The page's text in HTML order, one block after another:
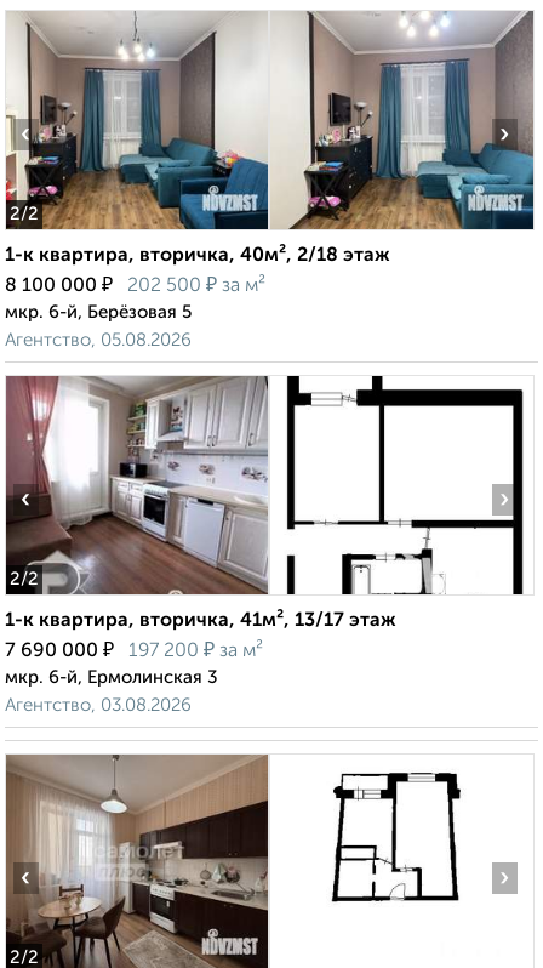
2/2
‹ ›
1-к квартира, вторичка, 40м², 2/18 этаж
8 100 000 ₽ 202 500 ₽ за м²
мкр. 6-й, Берёзовая 5
Агентство, 05.08.2026
2/2
‹ ›
1-к квартира, вторичка, 41м², 13/17 этаж
7 690 000 ₽ 197 200 ₽ за м²
мкр. 6-й, Ермолинская 3
Агентство, 03.08.2026
2/2
‹ ›